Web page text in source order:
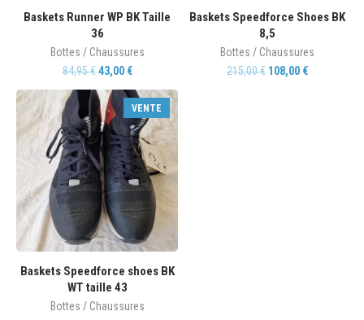
Baskets Runner WP BK Taille
36
Bottes / Chaussures
84,95€ 43,00 €
Baskets Speedforce Shoes BK
8,5
Bottes / Chaussures
215,00€ 108,00 €
VENTE
Baskets Speedforce shoes BK
WT taille 43
Bottes / Chaussures